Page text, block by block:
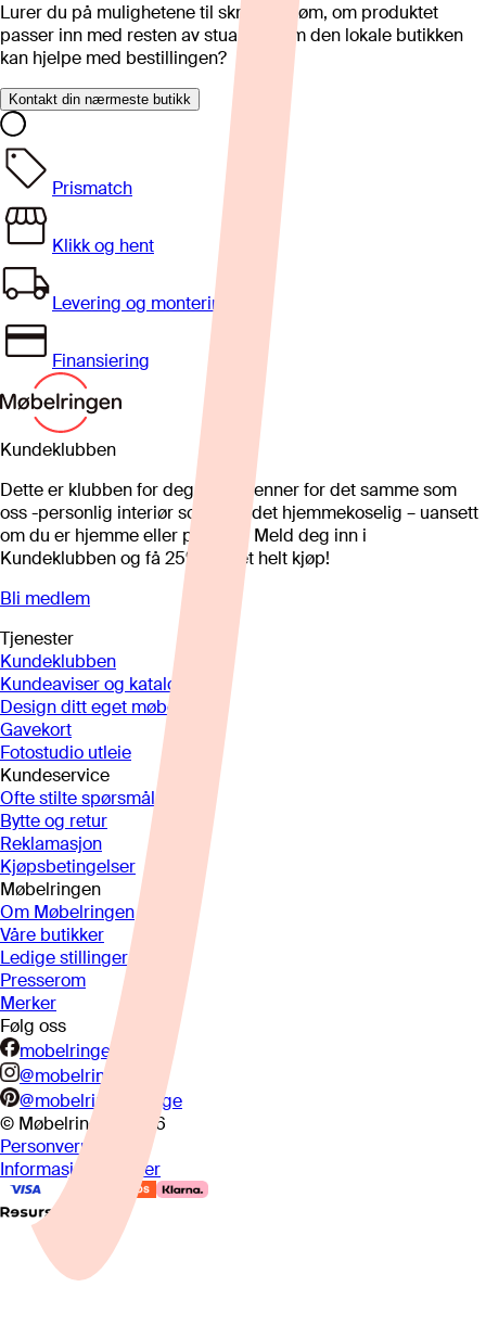
Lurer du på mulighetene til skreddersøm, om produktet
passer inn med resten av stua eller om den lokale butikken
kan hjelpe med bestillingen?
Kontakt din nærmeste butikk
Prismatch
Klikk og hent
Levering og montering
Finansiering
Kundeklubben
Dette er klubben for deg som brenner for det samme som
oss -personlig interiør som gjør det hjemmekoselig – uansett
om du er hjemme eller på hytta. Meld deg inn i
Kundeklubben og få 25%* på et helt kjøp!
Bli medlem
Tjenester
Kundeklubben
Kundeaviser og kataloger
Design ditt eget møbel
Gavekort
Fotostudio utleie
Kundeservice
Ofte stilte spørsmål
Bytte og retur
Reklamasjon
Kjøpsbetingelser
Møbelringen
Om Møbelringen
Våre butikker
Ledige stillinger
Presserom
Merker
Følg oss
mobelringen.no
@mobelringen
@mobelringennorge
© Møbelringen
2026
Personvern
Informasjonskapsler